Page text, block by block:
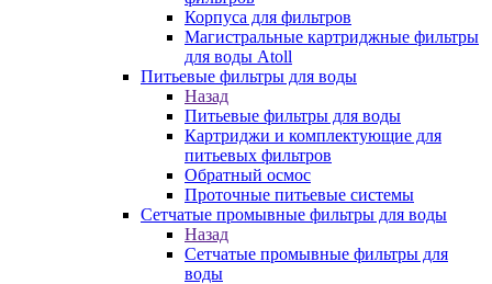
Корпуса для фильтров
Магистральные картриджные фильтры
для воды Atoll
Питьевые фильтры для воды
Назад
Питьевые фильтры для воды
Картриджи и комплектующие для
питьевых фильтров
Обратный осмос
Проточные питьевые системы
Сетчатые промывные фильтры для воды
Назад
Сетчатые промывные фильтры для
воды